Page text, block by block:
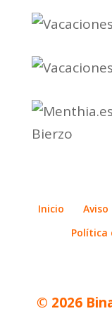
Inicio Aviso
Política
© 2026